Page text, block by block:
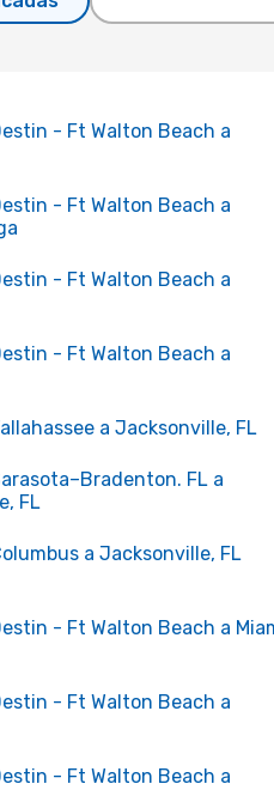
- Ft Walton Beach a
- Ft Walton Beach a
- Ft Walton Beach a
- Ft Walton Beach a
a Jacksonville, FL
FL a
FL
a Jacksonville, FL
- Ft Walton Beach a
- Ft Walton Beach a
- Ft Walton Beach a